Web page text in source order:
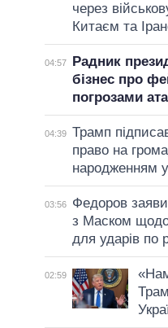
через
Китаєм та
04:57
Радник
бізнес про
погрозами
04:39 Трамп
право на
народженням
03:56
Федоров
з Маском
для ударів по
02:59